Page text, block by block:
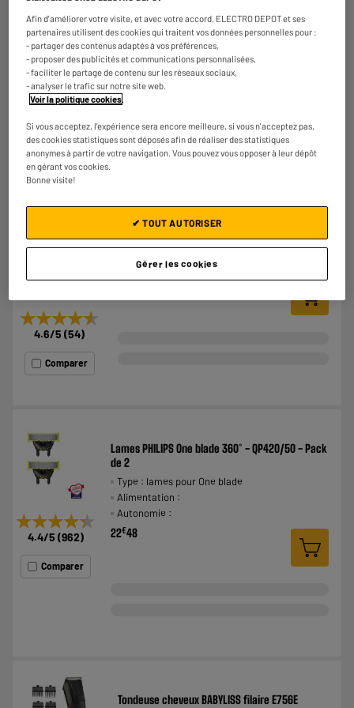
★★★★★
★★★★★
4.4/5(407)
Comparer
Autonomie :
49€98
★★★★★
★★★★★
4.6/5 (54)
Comparer
Type : Tondeuse à cheveux
Alimentation : Batterie
Autonomie : 150 m
14€98
★★★★★
★★★★★
4.4/5 (962)
Comparer
Lames PHILIPS One blade 360° - QP420/50 - Pack
de 2
Type : lames pour One blade
Alimentation :
Autonomie :
22€48
Tondeuse cheveux BABYLISS filaire E756E
Afin d'améliorer votre visite, et avec votre accord, ELECTRO DEPOT et ses
partenaires utilisent des cookies qui traitent vos données personnelles pour :
- partager des contenus adaptés à vos préférences,
- proposer des publicités et communications personnalisées,
- faciliter le partage de contenu sur les réseaux sociaux,
- analyser le trafic sur notre site web.
Voir la politique cookies.
Si vous acceptez, l'expérience sera encore meilleure, si vous n'acceptez pas,
des cookies statistiques sont déposés afin de réaliser des statistiques
anonymes à partir de votre navigation. Vous pouvez vous opposer à leur dépôt
en gérant vos cookies.
Bonne visite!
Gérer les cookies
✔ TOUT AUTORISER